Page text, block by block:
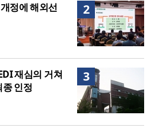
2
정에 해외선
3
재심의 거쳐
종 인정